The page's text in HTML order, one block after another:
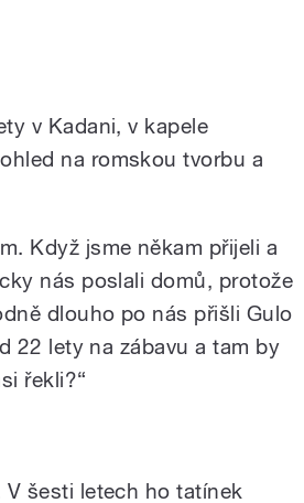
v Kadani, v kapele
na romskou tvorbu a
Když jsme někam přijeli a
nás poslali domů, protože
dlouho po nás přišli Gulo
22 lety na zábavu a tam by
řekli?“
šesti letech ho tatínek